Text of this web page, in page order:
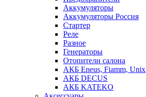
Аккумуляторы
Аккумуляторы Россия
Стартер
Реле
Разное
Генераторы
Отопители салона
АКБ Eneus, Fiamm, Unix
АКБ DECUS
АКБ KATEKO